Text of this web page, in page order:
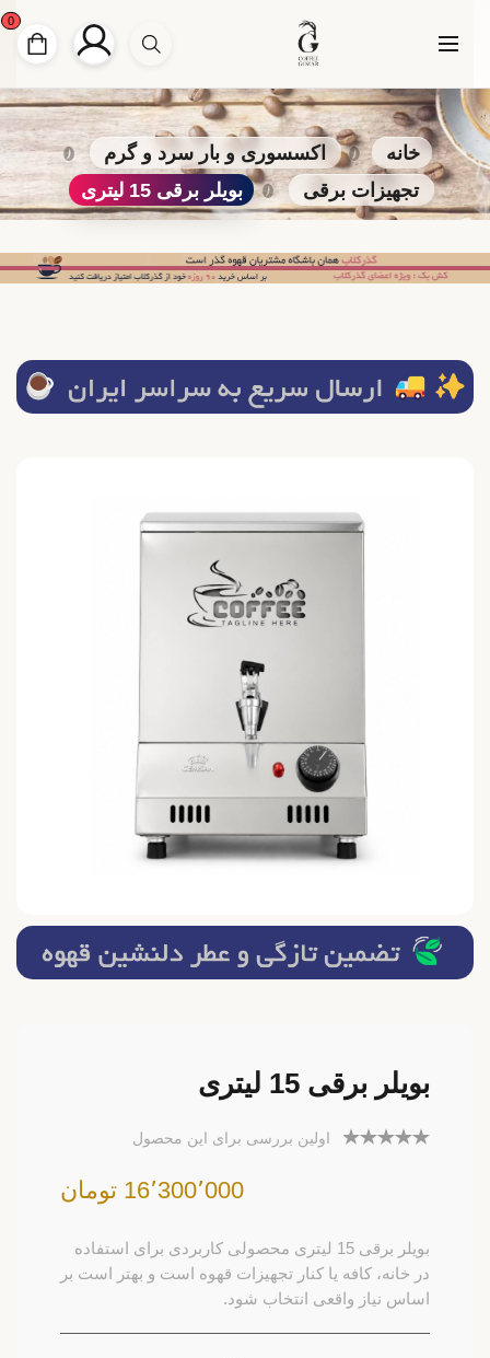
خانه
اکسسوری و بار سرد و گرم
تجهیزات برقی
بویلر برقی 15 لیتری
بویلر برقی 15 لیتری
اولین بررسی برای این محصول
16٬300٬000 تومان
بویلر برقی 15 لیتری محصولی کاربردی برای استفاده
در خانه، کافه یا کنار تجهیزات قهوه است و بهتر است بر
اساس نیاز واقعی انتخاب شود.